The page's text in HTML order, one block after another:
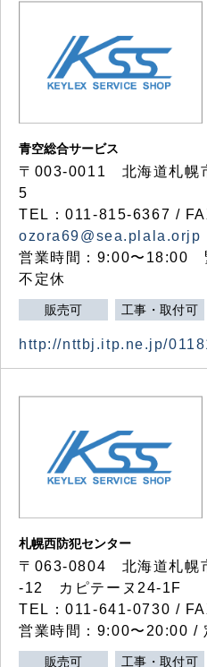
青空総合サービス
〒003-0011 北海道札幌
5
TEL：011-815-6367 /
ozora69@sea.plala.orjp
営業時間：9:00〜18:00
不定休
販売可 工事・取付可
http://nttbj.itp.ne.jp/
札幌西防犯センター
〒063-0804 北海道札幌
-12 カピテーヌ24-1F
TEL：011-641-0730 /
営業時間：9:00〜20:00 /
販売可 工事・取付可